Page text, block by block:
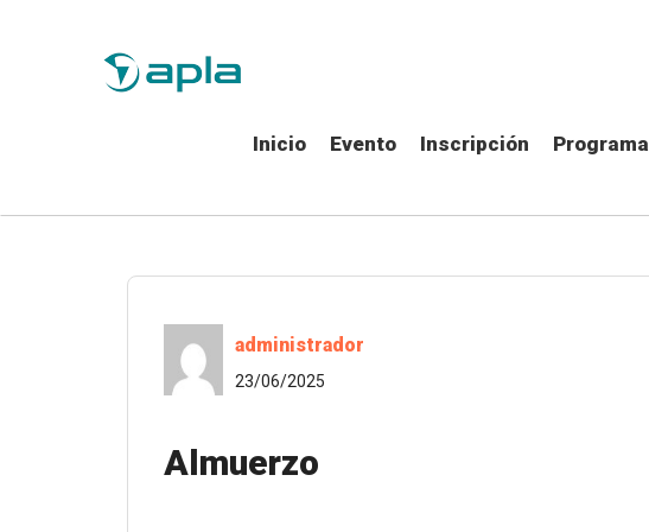
Inicio Evento Inscripción Programa
administrador
23/06/2025
Almuerzo